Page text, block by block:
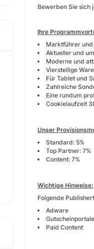
Bewerben Sie sich
Ihre
Marktführer und
Aktueller und
Moderne und
Vierstellige
Für Tablet und
Zahlreiche
Eine rundum
Cookielaufzeit
Unser
Standard: 5%
Top Partner: 7%
Content: 7%
Wichtige Hinweise:
Folgende
Adware
Gutscheinportale
Paid Content